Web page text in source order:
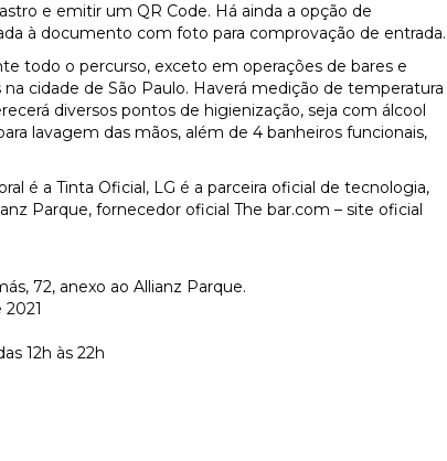
e emitir um QR Code. Há ainda a opção de
à documento com foto para comprovação de entrada.
todo o percurso, exceto em operações de bares e
cidade de São Paulo. Haverá medição de temperatura
diversos pontos de higienização, seja com álcool
lavagem das mãos, além de 4 banheiros funcionais,
é a Tinta Oficial, LG é a parceira oficial de tecnologia,
Parque, fornecedor oficial The bar.com – site oficial
72, anexo ao Allianz Parque.
12h às 22h